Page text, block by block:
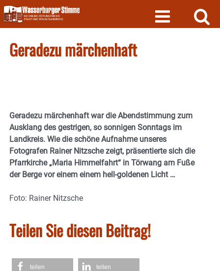
Skip
to
content
Geradezu märchenhaft
Geradezu märchenhaft war die Abendstimmung zum
Ausklang des gestrigen, so sonnigen Sonntags im
Landkreis. Wie die schöne Aufnahme unseres
Fotografen Rainer Nitzsche zeigt, präsentierte sich die
Pfarrkirche „Maria Himmelfahrt“ in Törwang am Fuße
der Berge vor einem einem hell-goldenen Licht …
Foto: Rainer Nitzsche
Teilen Sie diesen Beitrag!
teilen teilen